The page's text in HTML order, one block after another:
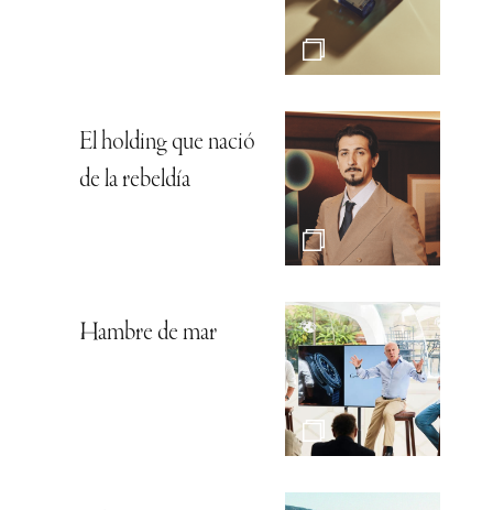
El holding que nació
de la rebeldía
Hambre de mar